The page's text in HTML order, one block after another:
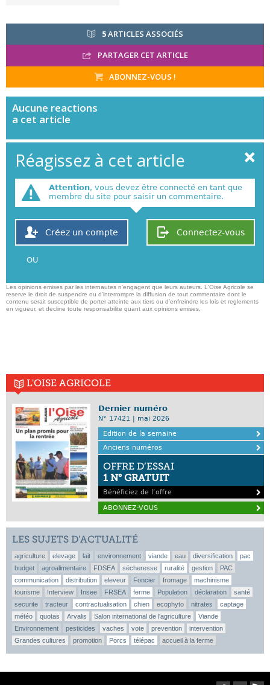
5ARTICLES ASSOCIÉS
PARTAGER CET ARTICLE
ABONNEZ-VOUS !
Aucune reactions
a cet article
Réagissez à cet article
Attention, vous devez être connecté en tant que
membre du site pour saisir un commentaire.
Connectez-vous
Créez un compte
OU
Les opinions emises par les internautes n'engagent que leurs auteurs. L'Oise Agricole se
reserve le droit de suspendre ou d'interrompre la diffusion de tout commentaire dont le
contenu serait susceptible de porter atteinte aux tiers ou d'enfreindre les lois et reglements
en vigueur, et decline toute responsabilite quant aux opinions emises,
L'OISE AGRICOLE
Dernier numéro
N° 17421 | mai 2026
Edition de la semaine
Anciens numéros
OFFRE D’ESSAI
1 N° GRATUIT
Bénéficiez de l’offre
ABONNEZ-VOUS
LES SUJETS D’ACTUALITÉ
agriculture elevage lait environnement viande eau diversification
pac
budget
agroalimentaire FDSEA sécheresse ruralité gestion
PAC
communication
distribution eleveur Foncier fromage
machinisme
tourisme
Interview Insee FRSEA ferme Population déclaration
santé
securite
tracteur contractualisation chien ecophyto nitrates
captage
météo
quotas Arvalis Salon international de l'agriculture
Viande
Environnement
pesticides vaches vote prevention
intervention
Grandes cultures
promotion Porcs télépac accueil à la ferme